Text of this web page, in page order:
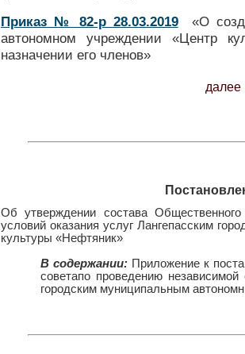
Приказ № 82-р 28.03.2019
«О
автономном учреждении «Центр
назначении его членов»
Об утверждении состава
условий оказания услуг Лангепасским
культуры «Нефтяник»
В содержании:Приложение к
советапо проведению независимой
городским муниципальным